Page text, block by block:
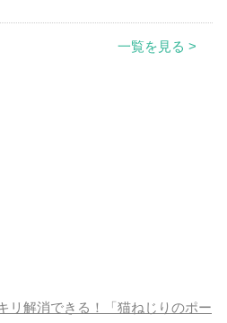
一覧を見る >
リ解消できる！「猫ねじりのポー